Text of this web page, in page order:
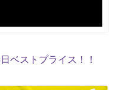
ベストプライス！！